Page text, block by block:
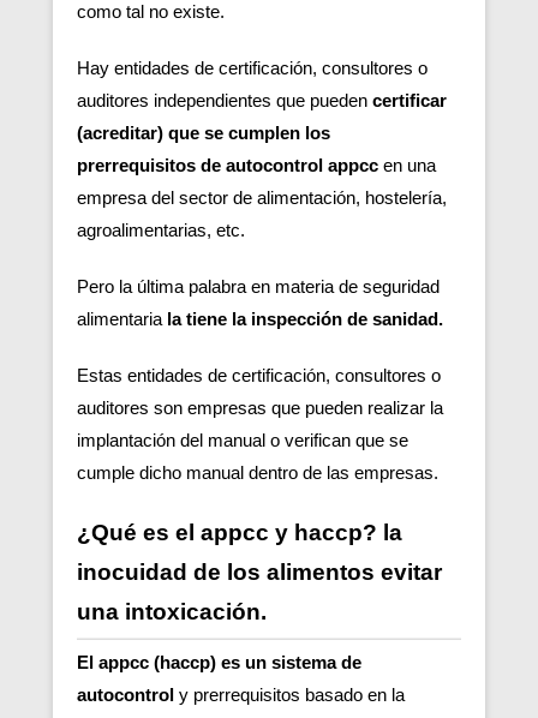
como tal no existe.
Hay entidades de certificación, consultores o
auditores independientes que pueden certificar
(acreditar) que se cumplen los
prerrequisitos de autocontrol appcc en una
empresa del sector de alimentación, hostelería,
agroalimentarias, etc.
Pero la última palabra en materia de seguridad
alimentaria la tiene la inspección de sanidad.
Estas entidades de certificación, consultores o
auditores son empresas que pueden realizar la
implantación del manual o verifican que se
cumple dicho manual dentro de las empresas.
¿Qué es el appcc y haccp? la
inocuidad de los alimentos evitar
una intoxicación.
El appcc (haccp) es un sistema de
autocontrol y prerrequisitos basado en la